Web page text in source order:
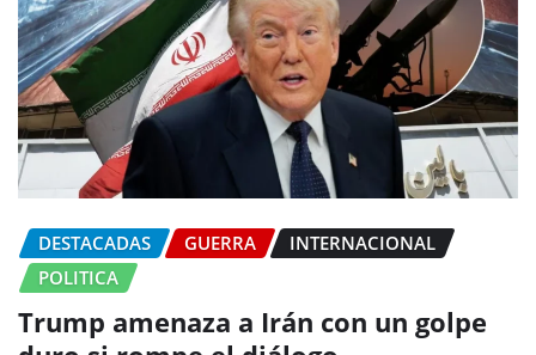
DESTACADAS GUERRA
INTERNACIONAL
POLITICA
Trump amenaza a Irán con un golpe